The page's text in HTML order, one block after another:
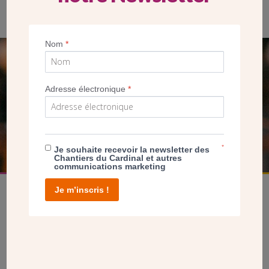
SEUL VOTRE DON
NOUS PERMET D’AGIR
FAIRE UN DON
Nom*
Adresse électronique*
Je souhaite recevoir la newsletter des
Chantiers du Cardinal et autres
communications marketing
*
Je m’inscris !